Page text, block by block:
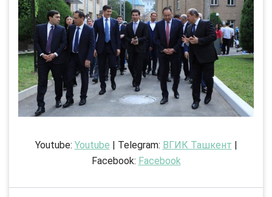
Youtube: Youtube | Telegram: ВГИК Ташкент |
Facebook: Facebook